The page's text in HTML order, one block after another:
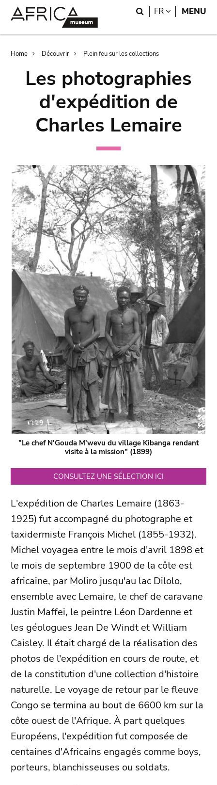
Search
FR LANGUAGE
MENU
Breadcrumb
Home Découvrir Plein feu sur les collections
Les photographies
d'expédition de
Charles Lemaire
"Le chef N'Gouda M'wevu du village Kibanga rendant
visite à la mission" (1899)
CONSULTEZ UNE SÉLECTION ICI
L'expédition de Charles Lemaire (1863-
1925) fut accompagné du photographe et
taxidermiste François Michel (1855-1932).
Michel voyagea entre le mois d'avril 1898 et
le mois de septembre 1900 de la côte est
africaine, par Moliro jusqu'au lac Dilolo,
ensemble avec Lemaire, le chef de caravane
Justin Maffei, le peintre Léon Dardenne et
les géologues Jean De Windt et William
Caisley. Il était chargé de la réalisation des
photos de l'expédition en cours de route, et
de la constitution d'une collection d'histoire
naturelle. Le voyage de retour par le fleuve
Congo se termina au bout de 6600 km sur la
côte ouest de l'Afrique. À part quelques
Européens, l'expédition fut composée de
centaines d'Africains engagés comme boys,
porteurs, blanchisseuses ou soldats.